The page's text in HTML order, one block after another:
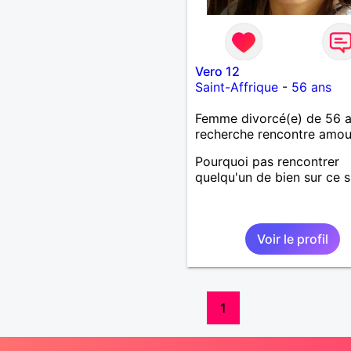
Vero 12
Saint-Affrique- 56 ans
Femme divorcé(e) de 56
recherche rencontre
Pourquoi pas rencontrer
quelqu'un de bien sur ce
Voir le profil
1